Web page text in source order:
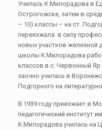
Училась К.Милорадова в
Острогожске, затем в
– 10) классы – на ст.
переезжала в силу
новых участков железной
школы К.Милорадова
классов в с. Червонный Яр
заочно училась в
Подгорного на
В 1939 году приезжает в
педагогический институт
К.Милорадова училась на